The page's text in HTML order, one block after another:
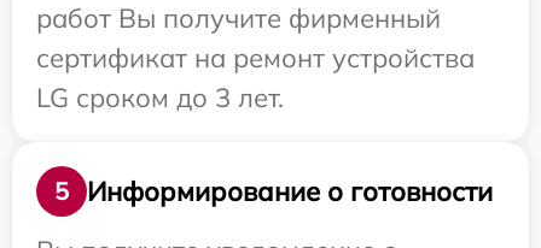
работ Вы получите фирменный
сертификат на ремонт устройства
LG сроком до 3 лет.
5
Информирование о готовности